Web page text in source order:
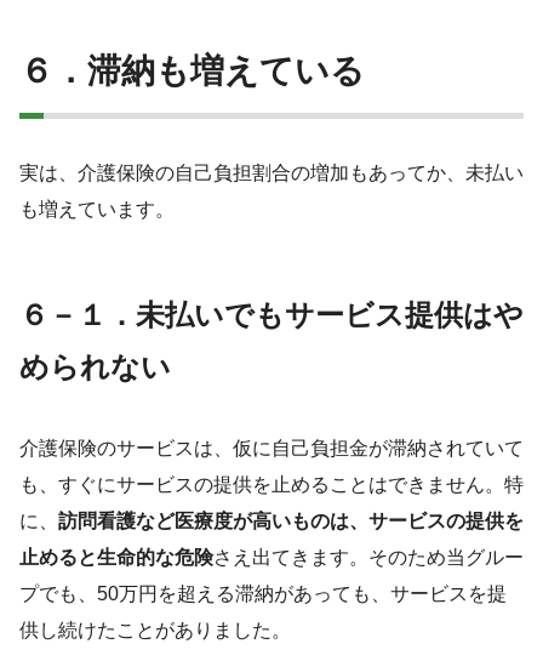
６．滞納も増えている
実は、介護保険の自己負担割合の増加もあってか、未払い
も増えています。
６－１．未払いでもサービス提供はや
められない
介護保険のサービスは、仮に自己負担金が滞納されていて
も、すぐにサービスの提供を止めることはできません。特
に、 訪問看護など医療度が高いものは、サービスの提供を
止めると生命的な危険さえ出てきます。そのため当グルー
プでも、50万円を超える滞納があっても、サービスを提
供し続けたことがありました。